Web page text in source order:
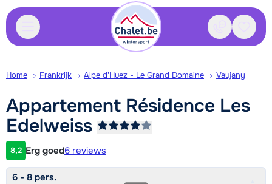
Contact
Home Frankrijk Alpe d'Huez - Le Grand Domaine Vaujany
Appartement Résidence Les
Edelweiss
Klantwaardering
8,2 Erg goed6 reviews
6 - 8 pers.